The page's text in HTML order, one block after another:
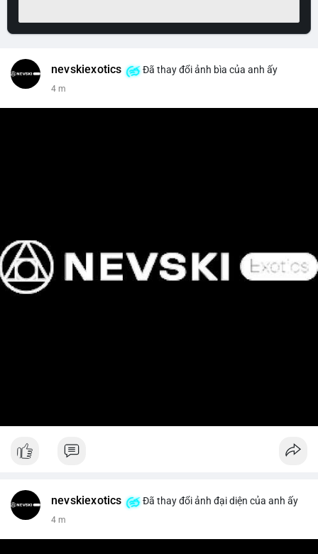
nevskiexotics Đã thay đổi ảnh bìa của anh ấy
4 m
nevskiexotics Đã thay đổi ảnh đại diện của anh ấy
4 m